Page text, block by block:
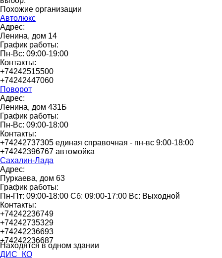
Похожие организации
Автолюкс
Адрес:
Ленина, дом 14
График работы:
Пн-Вс: 09:00-19:00
Контакты:
+74242515500
+74242447060
Поворот
Адрес:
Ленина, дом 431Б
График работы:
Пн-Вс: 09:00-18:00
Контакты:
+74242737305 единая справочная - пн-вс 9:00-18:00
+74242396767 автомойка
Сахалин-Лада
Адрес:
Пуркаева, дом 63
График работы:
Пн-Пт: 09:00-18:00 Сб: 09:00-17:00 Вс: Выходной
Контакты:
+74242236749
+74242735329
+74242236693
+74242236687
Находятся в одном здании
ДИС_КО